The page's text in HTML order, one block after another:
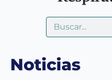
Noticias